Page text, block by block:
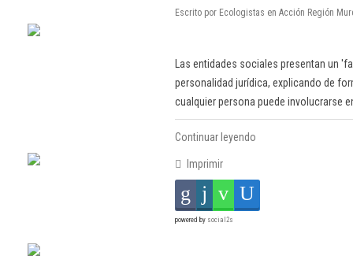
Escrito por Ecologistas en Acción Región
Las entidades sociales presentan un
personalidad jurídica, explicando de
cualquier persona puede involucrarse
Continuar leyendo
Imprimir
powered by social2s